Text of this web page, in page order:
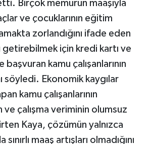
Birçok memurun maaşıyla
ve çocuklarının eğitim
zorlandığını ifade eden
getirebilmek için kredi kartı ve
kamu çalışanlarının
söyledi. Ekonomik kaygılar
kamu çalışanlarının
çalışma veriminin olumsuz
Kaya, çözümün yalnızca
maaş artışları olmadığını